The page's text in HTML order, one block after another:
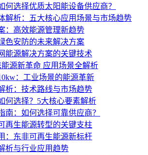
何选择优质太阳能设备供应商？
解析：五大核心应用场景与市场趋势
：高效能源管理新趋势
色安防的未来解决方案
能源解决方案的关键技术
源新革命 应用场景全解析
：工业场景的能源革新
析：技术路线与市场趋势
何选择？5大核心要素解析
：如何选择可靠供应商？
再生能源转型的关键支柱
：东非可再生能源新标杆
析与行业应用趋势